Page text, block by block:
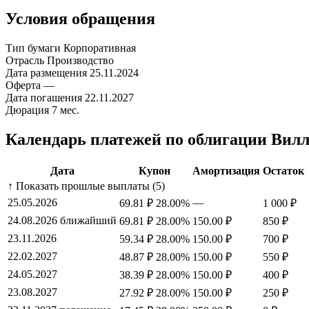
Условия обращения
Тип бумаги Корпоративная
Отрасль Производство
Дата размещения 25.11.2024
Оферта —
Дата погашения 22.11.2027
Дюрация 7 мес.
Календарь платежей по облигации
Дата Купон Амортизация Остаток
↑ Показать прошлые выплаты (5)
25.05.2026
69.81 ₽ 28.00% —
1 000 ₽
24.08.2026 ближайший 69.81 ₽ 28.00% 150.00 ₽
850 ₽
23.11.2026
59.34 ₽ 28.00% 150.00 ₽
700 ₽
22.02.2027
48.87 ₽ 28.00% 150.00 ₽
550 ₽
24.05.2027
38.39 ₽ 28.00% 150.00 ₽
400 ₽
23.08.2027
27.92 ₽ 28.00% 150.00 ₽
250 ₽